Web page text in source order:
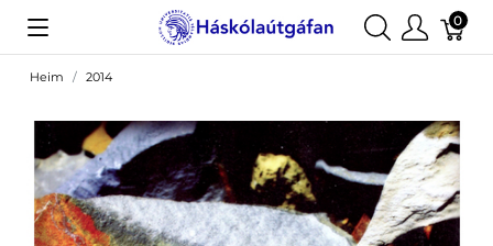
0
Heim 2014